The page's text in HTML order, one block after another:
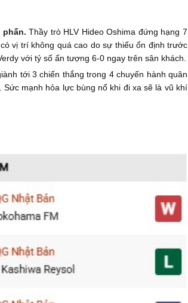
phấn.Thầy trò HLV Hideo Oshima đứng hạng 7
vị trí không quá cao do sự thiếu ổn định trước
với tỷ số ấn tượng 6-0 ngay trên sân khách.
tới 3 chiến thắng trong 4 chuyến hành quân
mạnh hỏa lực bùng nổ khi đi xa sẽ là vũ khí